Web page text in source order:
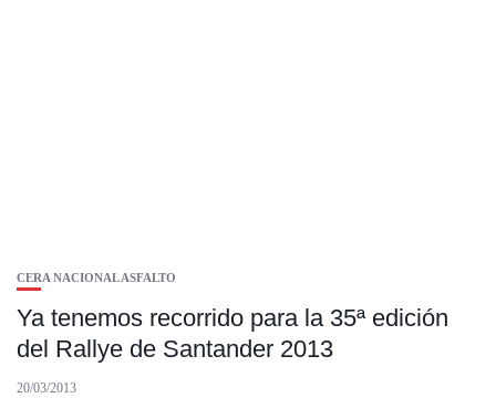
CERA NACIONAL ASFALTO
Ya tenemos recorrido para la 35ª edición
del Rallye de Santander 2013
20/03/2013